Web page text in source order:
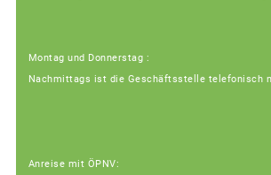
Montag und Donnerstag :
Nachmittags ist die Geschäftsstelle telefonisch
Anreise mit ÖPNV: